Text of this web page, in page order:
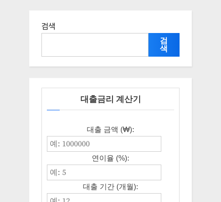
검색
검
색
대출금리 계산기
대출 금액 (₩):
연이율 (%):
대출 기간 (개월):